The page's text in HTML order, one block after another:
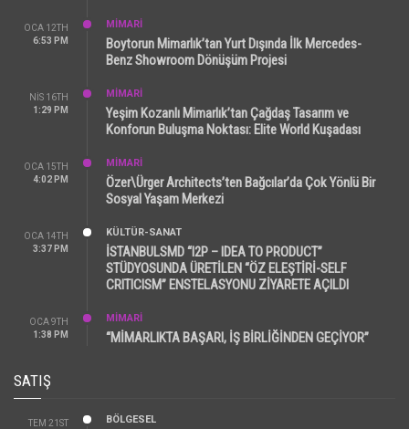
OCA 12TH
6:53 PM
MİMARİ
Boytorun Mimarlık’tan Yurt Dışında İlk Mercedes-
Benz Showroom Dönüşüm Projesi
NIS 16TH
1:29 PM
MİMARİ
Yeşim Kozanlı Mimarlık’tan Çağdaş Tasarım ve
Konforun Buluşma Noktası: Elite World Kuşadası
OCA 15TH
4:02 PM
MİMARİ
Özer\Ürger Architects’ten Bağcılar’da Çok Yönlü Bir
Sosyal Yaşam Merkezi
OCA 14TH
3:37 PM
KÜLTÜR-SANAT
İSTANBULSMD “I2P – IDEA TO PRODUCT”
STÜDYOSUNDA ÜRETİLEN “ÖZ ELEŞTİRİ-SELF
CRITICISM” ENSTELASYONU ZİYARETE AÇILDI
OCA 9TH
1:38 PM
MİMARİ
“MİMARLIKTA BAŞARI, İŞ BİRLİĞİNDEN GEÇİYOR”
SATIŞ
TEM 21ST
BÖLGESEL